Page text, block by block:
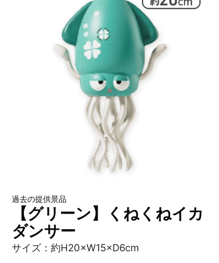
過去の提供景品
【グリーン】くねくねイカ
ダンサー
サイズ：約H20×W15×D6cm